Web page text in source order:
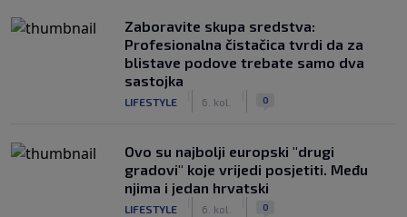
Zaboravite skupa sredstva:
Profesionalna čistačica tvrdi da za
blistave podove trebate samo dva
sastojka
LIFESTYLE 6. kol. 0
Ovo su najbolji europski "drugi
gradovi" koje vrijedi posjetiti. Među
njima i jedan hrvatski
LIFESTYLE 6. kol. 0